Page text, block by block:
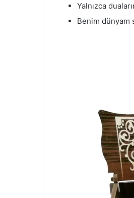
Yalnızca
Benim dünyam